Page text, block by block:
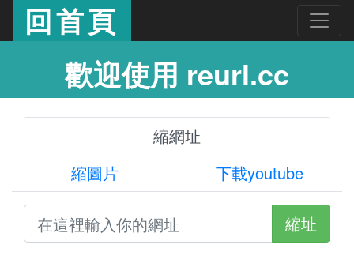
回首頁
歡迎使用 reurl.cc
縮網址
縮圖片
下載youtube
縮址